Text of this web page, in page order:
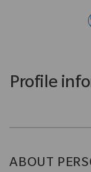
Profile
ABOUT